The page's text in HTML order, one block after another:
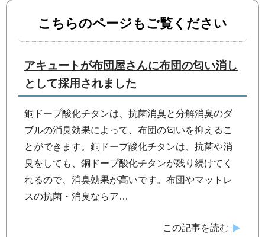
こちらのページもご覧ください
アキュートが布団屋さんに布団の匂い消し
として採用されました
銅ドープ酸化チタンは、抗菌消臭と分解消臭のダ
ブルの消臭効果によって、布団の匂いを抑えるこ
とができます。銅ドープ酸化チタンは、抗菌や消
臭をしても、銅ドープ酸化チタンが残り続けてく
れるので、消臭効果が高いです。布団やマットレ
スの抗菌・消臭ならア…
この記事を読む